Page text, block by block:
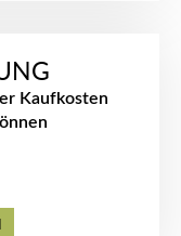
Kaufkosten